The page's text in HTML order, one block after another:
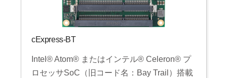
cExpress-BT
Intel® Atom® またはインテル® Celeron® プ
ロセッサSoC（旧コード名：Bay Trail）搭載